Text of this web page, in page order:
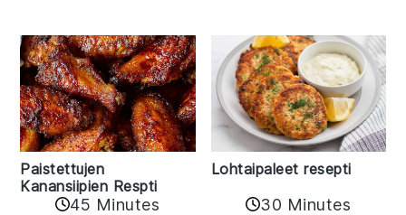
Paistettujen
Kanansiipien Respti
45 Minutes
Lohtaipaleet resepti
30 Minutes